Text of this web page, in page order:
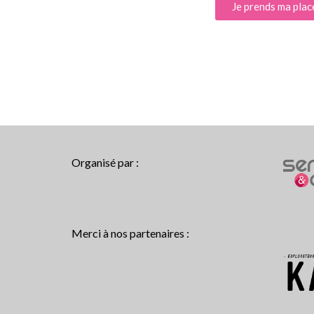
Je prends ma
Organisé par :
Merci à nos partenaires :